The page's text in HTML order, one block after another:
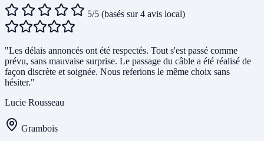
5/5 (basés sur 4 avis local)
"Les délais annoncés ont été respectés. Tout s'est passé comme
prévu, sans mauvaise surprise. Le passage du câble a été réalisé de
façon discrète et soignée. Nous referions le même choix sans
hésiter."
Lucie Rousseau
Grambois